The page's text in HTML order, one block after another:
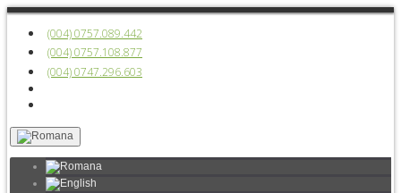
(004) 0757.089.442
(004) 0757.108.877
(004) 0747.296.603